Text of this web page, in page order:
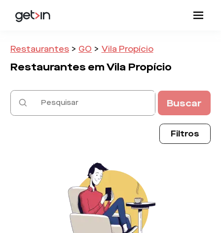
Restaurantes > GO > Vila Propício
Restaurantes emVila Propício
Buscar
Filtros